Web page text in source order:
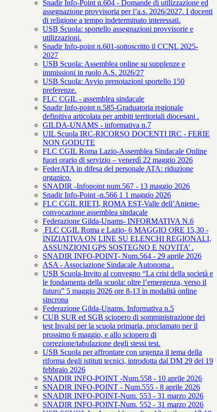
Snadir Info-Point n.604 - Domande di utilizzazione ed
assegnazione provvisoria per l’a.s. 2026/2027. I docenti
di religione a tempo indeterminato interessati.
USB Scuola: sportello assegnazioni provvisorie e
utilizzazioni.
Snadir Info-point n.601-sottoscritto il CCNL 2025-
2027
USB Scuola: Assemblea online su supplenze e
immissioni in ruolo A.S. 2026/27
USB Scuola: Avvio prenotazioni sportello 150
preferenze.
FLC CGIL - assemblea sindacale
Snadir Info-point n.585-Graduatoria regionale
definitiva articolata per ambiti territoriali diocesani .
GILDA-UNAMS - informativa n.7
UIL Scuola IRC-RICORSO DOCENTI IRC - FERIE
NON GODUTE
FLC CGIL Roma Lazio-Assemblea Sindacale Online
fuori orario di servizio – venerdì 22 maggio 2026
FederATA in difesa del personale ATA: riduzione
organico.
SNADIR -Infopoint num.567 - 13 maggio 2026
Snadir Info-Point -n.566 1 1 maggio 2026
FLC CGIL RIETI, ROMA EST-Valle dell’Aniene-
convocazione assemblea sindacale
Federazione Gilda-Unams- INFORMATIVA N.6
FLC CGIL Roma e Lazio- 6 MAGGIO ORE 15,30 -
INIZIATIVA ON LINE SU ELENCHI REGIONALI,
ASSUNZIONI GPS SOSTEGNO E NOVITA’ .
SNADIR INFO-POINT- Num.564 - 29 aprile 2026
ASA - Associazione Sindacale Autonoma .
USB Scuola-Invito al convegno “La crisi della società e
le fondamenta della scuola: oltre l’emergenza, verso il
futuro” 5 maggio 2026 ore 8-13 in modalità online
sincrona
Federazione Gilda-Unams. Informativa n.5
CUB SUR ed SGB sciopero di somministrazione dei
test Invalsi per la scuola primaria, proclamato per il
prossimo 6 maggio, e allo sciopero di
correzione/tabulazione degli stessi test.
USB Scuola per affrontare con urgenza il tema della
riforma degli istituti tecnici, introdotta dal DM 29 del 19
febbraio 2026
SNADIR INFO-POINT -Num.558 - 10 aprile 2026
SNADIR INFO-POINT - Num.555 - 8 aprile 2026
SNADIR INFO-POINT-Num. 553 - 31 marzo 2026
SNADIR INFO-POINT-Num. 552 - 31 marzo 2026